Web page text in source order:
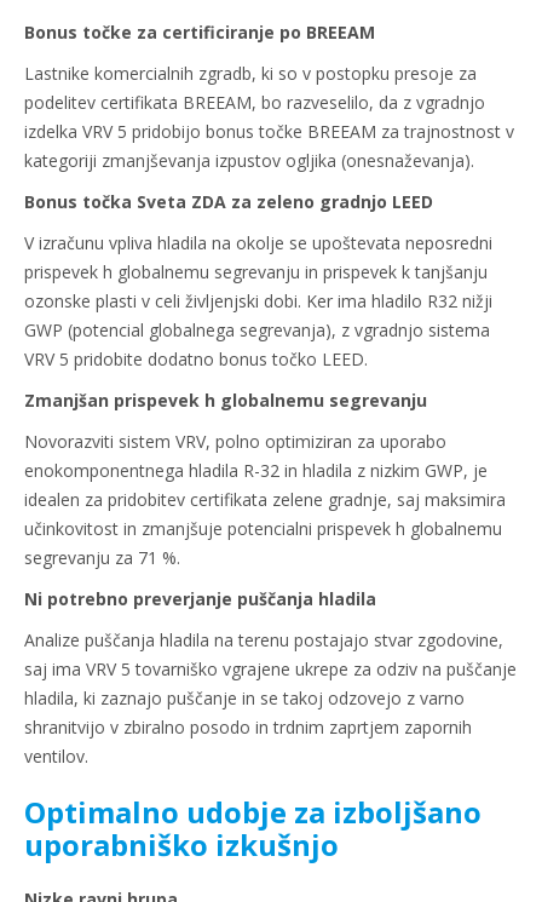
Bonus točke za certificiranje po BREEAM
Lastnike komercialnih zgradb, ki so v postopku presoje za
podelitev certifikata BREEAM, bo razveselilo, da z vgradnjo
izdelka VRV 5 pridobijo bonus točke BREEAM za trajnostnost v
kategoriji zmanjševanja izpustov ogljika (onesnaževanja).
Bonus točka Sveta ZDA za zeleno gradnjo LEED
V izračunu vpliva hladila na okolje se upoštevata neposredni
prispevek h globalnemu segrevanju in prispevek k tanjšanju
ozonske plasti v celi življenjski dobi. Ker ima hladilo R32 nižji
GWP (potencial globalnega segrevanja), z vgradnjo sistema
VRV 5 pridobite dodatno bonus točko LEED.
Zmanjšan prispevek h globalnemu segrevanju
Novorazviti sistem VRV, polno optimiziran za uporabo
enokomponentnega hladila R-32 in hladila z nizkim GWP, je
idealen za pridobitev certifikata zelene gradnje, saj maksimira
učinkovitost in zmanjšuje potencialni prispevek h globalnemu
segrevanju za 71 %.
Ni potrebno preverjanje puščanja hladila
Analize puščanja hladila na terenu postajajo stvar zgodovine,
saj ima VRV 5 tovarniško vgrajene ukrepe za odziv na puščanje
hladila, ki zaznajo puščanje in se takoj odzovejo z varno
shranitvijo v zbiralno posodo in trdnim zaprtjem zapornih
ventilov.
Optimalno udobje za izboljšano
uporabniško izkušnjo